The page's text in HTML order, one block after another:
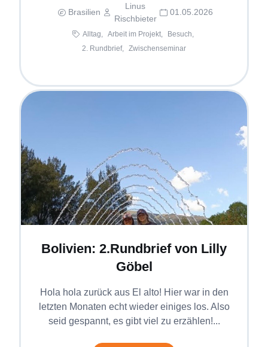
Brasilien
Linus
Rischbieter
01.05.2026
Alltag, Arbeit im Projekt,
Besuch,
2. Rundbrief,
Zwischenseminar
Bolivien: 2.Rundbrief von Lilly
Göbel
Hola hola zurück aus El alto! Hier war in den
letzten Monaten echt wieder einiges los. Also
seid gespannt, es gibt viel zu erzählen!...